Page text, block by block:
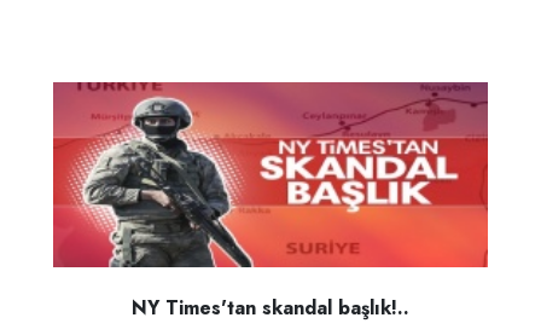
NY Times'tan skandal başlık!..